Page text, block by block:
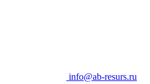
info@ab-resurs.ru